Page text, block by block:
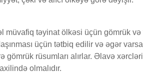
müvafiq təyinat ölkəsi üçün gömrük
üçün tətbiq edilir və əgər
gömrük rüsumları alırlar. Əlavə
olmalıdır.